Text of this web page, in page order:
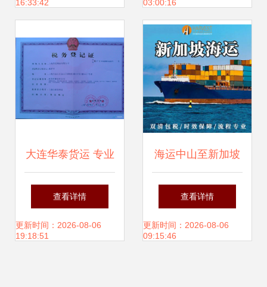
16:33:42
03:00:16
大连华泰货运 专业
货运代理服务，电
话与地址查询指南
查看详情
更新时间：2026-08-06
19:18:51
海运中山至新加坡
双清到门 如何选择
正规货运代理公司
查看详情
更新时间：2026-08-06
09:15:46